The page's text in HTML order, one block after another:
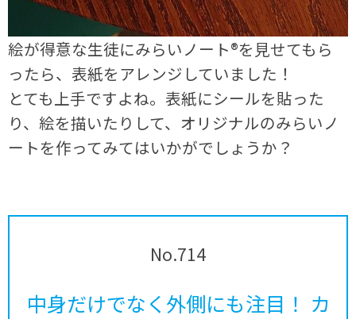
絵が得意な生徒にみらいノート®を見せてもら
ったら、表紙をアレンジしていました！
とても上手ですよね。表紙にシールを貼った
り、絵を描いたりして、オリジナルのみらいノ
ートを作ってみてはいかがでしょうか？
No.714
中身だけでなく外側にも注目！ カ